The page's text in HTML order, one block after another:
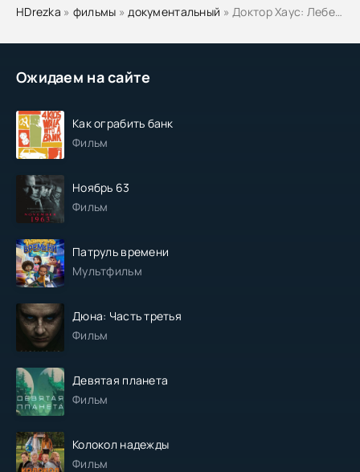
Ожидаем на сайте
Как ограбить банк
Фильм
Ноябрь 63
Фильм
Патруль времени
Мультфильм
Дюна: Часть третья
Фильм
Девятая планета
Фильм
Колокол надежды
Фильм
HDrezka » фильмы » документальный » Доктор Хаус: Лебединая песня